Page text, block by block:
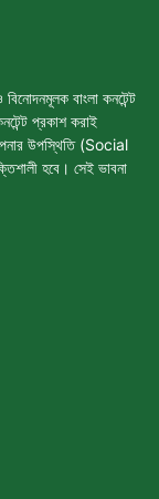
বাংলা কনটেন্ট
প্রকাশ করাই
উপস্থিতি (Social
হবে। সেই ভাবনা